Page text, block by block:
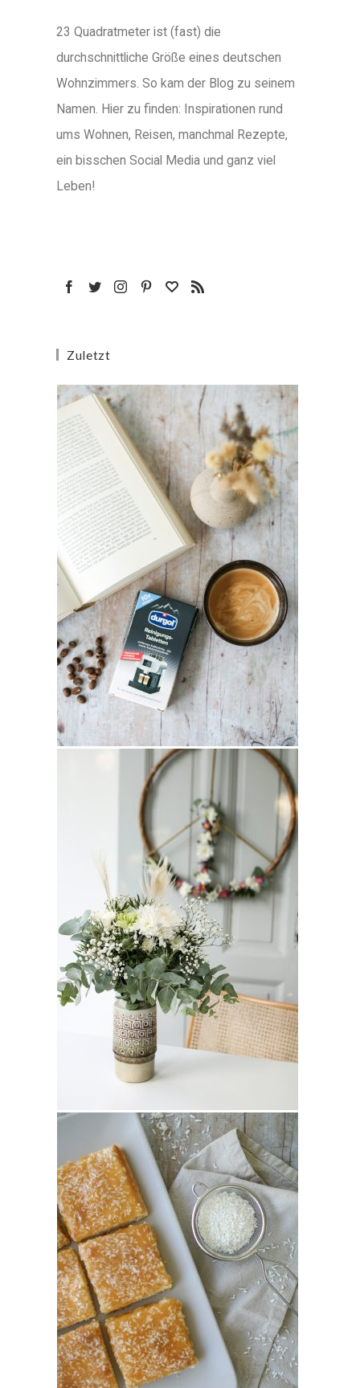
23 Quadratmeter ist (fast) die
durchschnittliche Größe eines deutschen
Wohnzimmers. So kam der Blog zu seinem
Namen. Hier zu finden: Inspirationen rund
ums Wohnen, Reisen, manchmal Rezepte,
ein bisschen Social Media und ganz viel
Leben!
Zuletzt